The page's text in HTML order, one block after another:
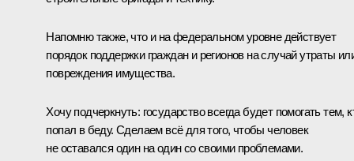
Напомню также, что и на федеральном уровне действует
порядок поддержки граждан и регионов на случай утраты
повреждения имущества.
Хочу подчеркнуть: государство всегда будет помогать тем,
попал в беду. Сделаем всё для того, чтобы человек
не оставался один на один со своими проблемами.